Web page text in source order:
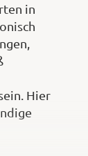
in
Hier